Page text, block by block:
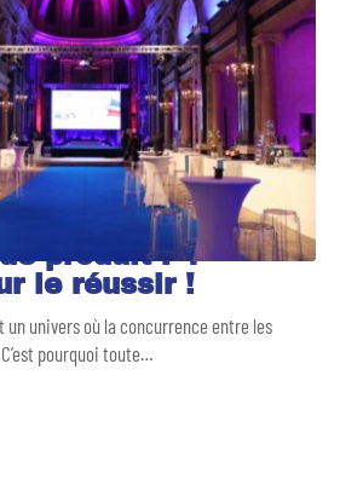
produit : 4
le réussir !
un univers où la concurrence entre les
pourquoi toute…